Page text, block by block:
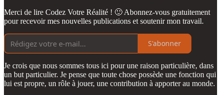
Merci de lire Codez Votre Réalité ! 🙂 Abonnez-vous gratuitement
pour recevoir mes nouvelles publications et soutenir mon travail.
S'abonner
Je crois que nous sommes tous ici pour une raison particulière, dans
un but particulier. Je pense que toute chose possède une fonction qui
lui est propre, un rôle à jouer, une contribution à apporter au monde.